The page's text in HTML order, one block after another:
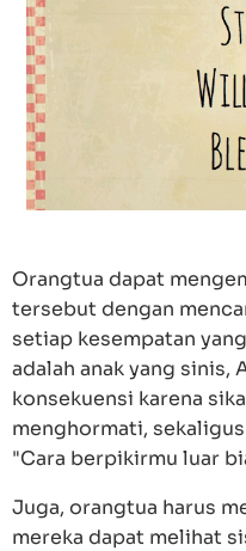
Orangtua dapat
tersebut dengan
setiap kesempatan
adalah anak yang sinis,
konsekuensi karena
menghormati,
"Cara berpikirmu luar
Juga, orangtua harus
mereka dapat melihat